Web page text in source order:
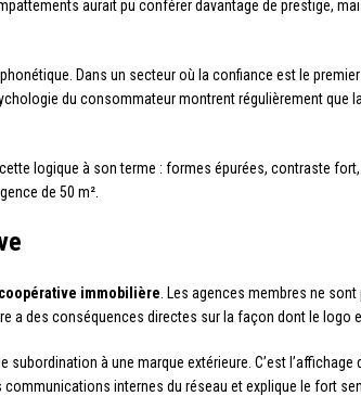
aurait pu conférer davantage de prestige,
Dans un secteur où la confiance est le
du consommateur montrent régulièrement
logique à son terme : formes épurées, contraste
de 50 m².
coopérative immobilière . Les agences membres ne
a des conséquences directes sur la façon dont le logo
subordination à une marque extérieure. C’est
internes du réseau et explique le fort